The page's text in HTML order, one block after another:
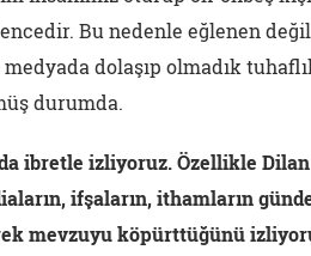
Bu nedenle eğlenen değil
dolaşıp olmadık
durumda.
ibretle izliyoruz. Özellikle
ifşaların, ithamların
mevzuyu köpürttüğünü